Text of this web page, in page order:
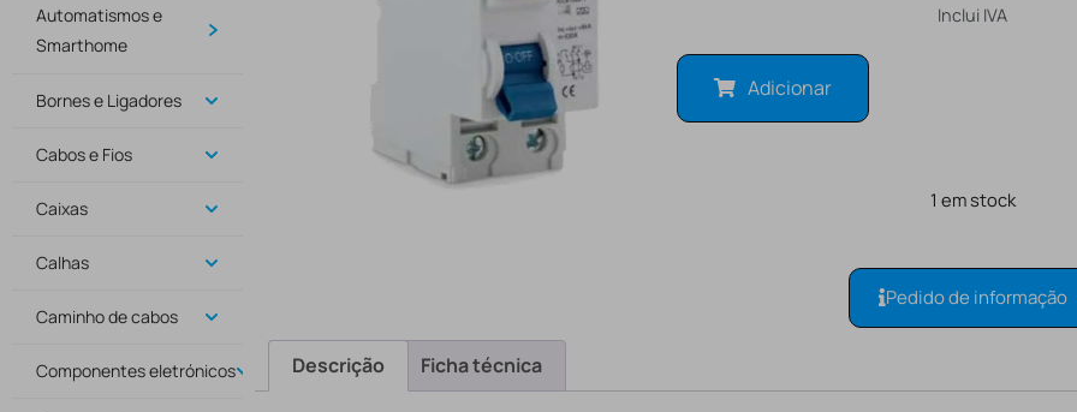
Automatismos e
Smarthome
Bornes e Ligadores
Cabos e Fios
Caixas
Calhas
Caminho de cabos
Componentes eletrónicos
Inclui IVA
Adicionar
1 em stock
Pedido de informação
Descrição Ficha técnica